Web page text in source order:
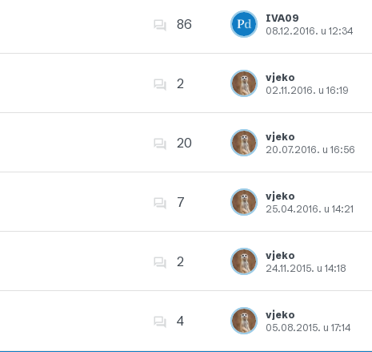
Dodajte u favorite
86
IVA09
08.12.2016. u 12:34
Dodajte u favorite
2
vjeko
02.11.2016. u 16:19
Dodajte u favorite
20
vjeko
20.07.2016. u 16:56
Dodajte u favorite
7
vjeko
25.04.2016. u 14:21
Dodajte u favorite
2
vjeko
24.11.2015. u 14:18
Dodajte u favorite
4
vjeko
05.08.2015. u 17:14